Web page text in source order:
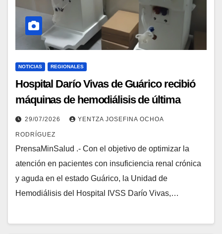
NOTICIAS REGIONALES
Hospital Darío Vivas de Guárico recibió
máquinas de hemodiálisis de última
tecnología
29/07/2026 YENTZA JOSEFINA OCHOA
RODRÍGUEZ
PrensaMinSalud .- Con el objetivo de optimizar la
atención en pacientes con insuficiencia renal crónica
y aguda en el estado Guárico, la Unidad de
Hemodiálisis del Hospital IVSS Darío Vivas,…